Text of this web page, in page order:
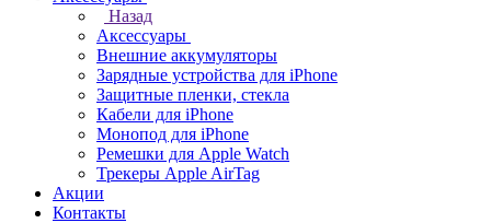
Назад
Аксессуары
Внешние аккумуляторы
Зарядные устройства для iPhone
Защитные пленки, стекла
Кабели для iPhone
Монопод для iPhone
Ремешки для Apple Watch
Трекеры Apple AirTag
Акции
Контакты